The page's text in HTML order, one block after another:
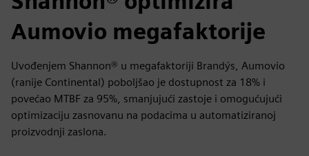
Aumovio megafaktorije
Uvođenjem Shannon® u megafaktoriji Brandýs, Aumovio
(ranije Continental) poboljšao je dostupnost za 18% i
povećao MTBF za 95%, smanjujući zastoje i omogućujući
optimizaciju zasnovanu na podacima u automatiziranoj
proizvodnji zaslona.